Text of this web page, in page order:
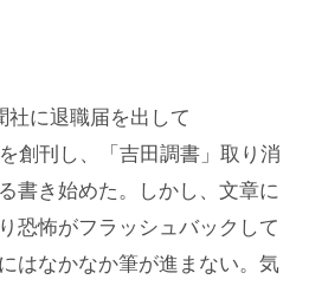
に退職届を出して
を創刊し、「吉田調書」取り消
書き始めた。しかし、文章に
恐怖がフラッシュバックして
はなかなか筆が進まない。気